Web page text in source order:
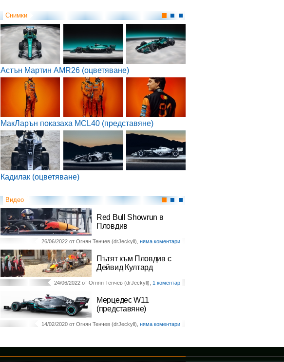
Снимки
Астън Мартин AMR26 (оцветяване)
МакЛарън показаха MCL40 (представяне)
Кадилак (оцветяване)
Видео
Red Bull Showrun в
Пловдив
26/06/2022 от Огнян Тенчев (drJeckyll), няма коментари
Пътят към Пловдив с
Дейвид Култард
24/06/2022 от Огнян Тенчев (drJeckyll), 1 коментар
Мерцедес W11
(представяне)
14/02/2020 от Огнян Тенчев (drJeckyll), няма коментари